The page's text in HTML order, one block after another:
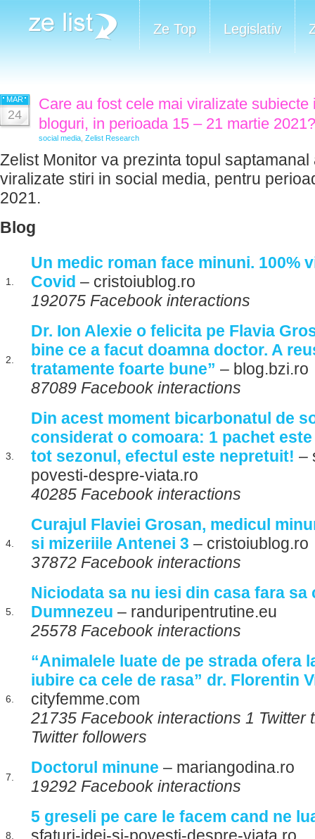
Ze Top Legislativ
MAR
24
Care au fost cele mai viralizate
bloguri, in perioada 15 – 21 martie 2021?
social media Zelist Research
Zelist Monitor va prezinta topul saptamanal
viralizate stiri in social media, pentru
2021.
Blog
1.
Un medic roman face minuni. 100%
Covid – cristoiublog.ro
192075 Facebook interactions
2.
Dr. Ion Alexie o felicita pe Flavia
bine ce a facut doamna doctor. A
tratamente foarte bune” – blog.bzi.ro
87089 Facebook interactions
3.
Din acest moment bicarbonatul de
considerat o comoara: 1 pachet
tot sezonul, efectul este nepretuit! –
povesti-despre-viata.ro
40285 Facebook interactions
4.
Curajul Flaviei Grosan, medicul
si mizeriile Antenei 3 – cristoiublog.ro
37872 Facebook interactions
5.
Niciodata sa nu iesi din casa fara
Dumnezeu – randuripentrutine.eu
25578 Facebook interactions
6.
“Animalele luate de pe strada ofera
iubire ca cele de rasa” dr. Florentin
cityfemme.com
21735 Facebook interactions 1 Twitter
Twitter followers
7.
Doctorul minune – mariangodina.ro
19292 Facebook interactions
8.
5 greseli pe care le facem cand ne